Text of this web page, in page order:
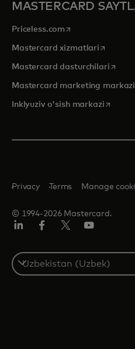
MASTERCARD
Priceless.com opens in a new tab
Mastercard xizmatlari opens in
Mastercard dasturchilariopens
Mastercard marketing markazi
Inklyuziv o'sish markaziopens
© 1994-2026 Mastercard.
Privacy Terms Manage
Select
a
country